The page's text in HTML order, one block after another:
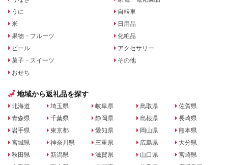
うに
米
果物・フルーツ
ビール
菓子・スイーツ
おせち
自転車
日用品
化粧品
アクセサリー
その他
地域から返礼品を探す
北海道
青森県
岩手県
宮城県
秋田県
埼玉県
千葉県
東京都
神奈川県
新潟県
岐阜県
静岡県
愛知県
三重県
滋賀県
鳥取県
島根県
岡山県
広島県
山口県
佐賀県
長崎県
熊本県
大分県
宮崎県